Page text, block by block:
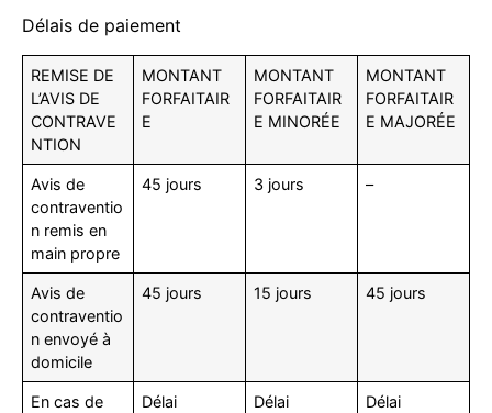
Délais de paiement
REMISE DE
L’AVIS DE
CONTRAVE
NTION
MONTANT
FORFAITAIR
E
MONTANT
FORFAITAIR
E MINORÉE
MONTANT
FORFAITAIR
E MAJORÉE
Avis de
contraventio
n remis en
main propre
45 jours 3 jours –
Avis de
contraventio
n envoyé à
domicile
45 jours 15 jours 45 jours
En cas de
Délai
Délai
Délai